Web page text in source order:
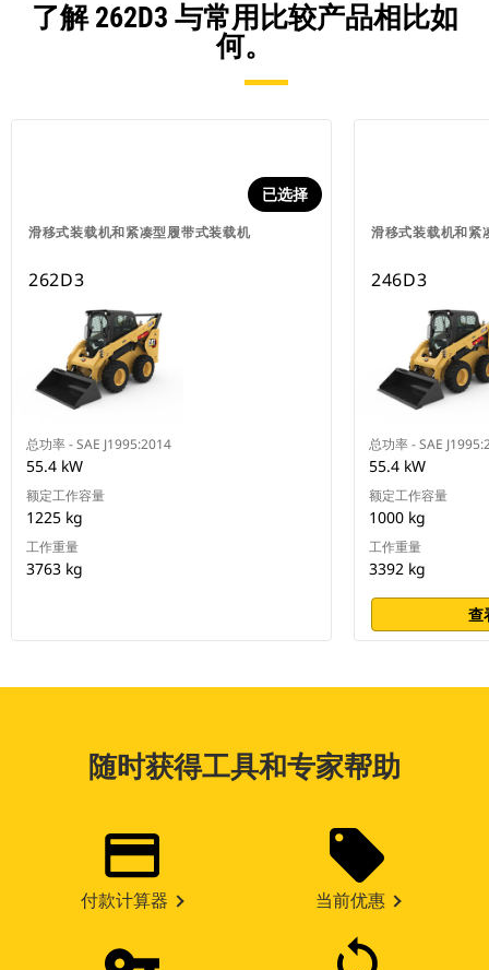
了解 262D3 与常用比较产品相比如
何。
滑移式装载机和紧凑型履带式装载机
已选择
262D3
总功率 - SAE J1995:2014
55.4 kW
额定工作容量
1225 kg
工作重量
3763 kg
滑移式装载机和紧
246D3
总功率 - SAE
55.4 kW
额定工作容量
1000 kg
工作重量
3392 kg
查
随时获得工具和专家帮助
付款计算器 当前优惠